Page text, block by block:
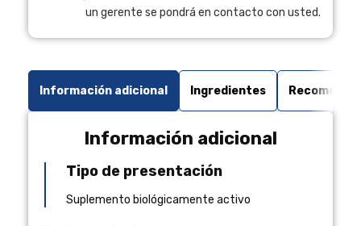
un gerente se pondrá en contacto con usted.
Información adicional Ingredientes
Información adicional
Tipo de presentación
Suplemento biológicamente activo